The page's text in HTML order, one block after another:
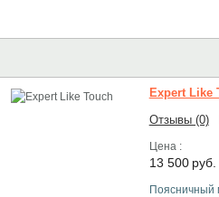
Expert Like
Отзывы (0)
Цена :
13 500 руб.
Поясничный